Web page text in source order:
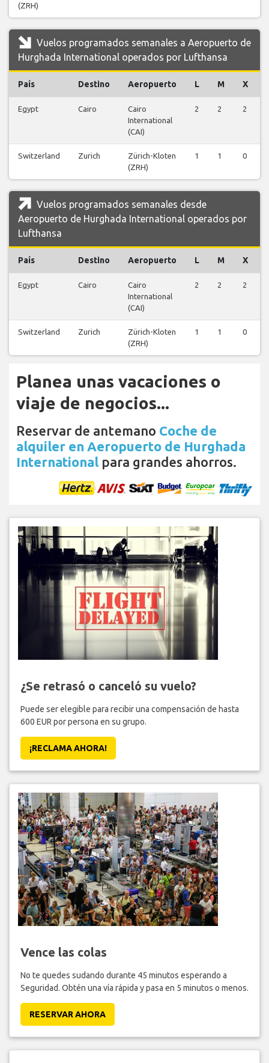
(ZRH)
Vuelos programados semanales a Aeropuerto de
Hurghada International operados por Lufthansa
País Destino Aeropuerto L M X
Egypt Cairo
Cairo
International
(CAI)
2 2 2
Switzerland Zurich
Zürich-Kloten
(ZRH)
1 1 0
Vuelos programados semanales desde
Aeropuerto de Hurghada International operados por
Lufthansa
País Destino Aeropuerto L M X
Egypt Cairo
Cairo
International
(CAI)
2 2 2
Switzerland Zurich
Zürich-Kloten
(ZRH)
1 1 0
Planea unas vacaciones o
viaje de negocios...
Reservar de antemano Coche de
alquiler en Aeropuerto de Hurghada
International para grandes ahorros.
¿Se retrasó o canceló su vuelo?
Puede ser elegible para recibir una compensación de hasta
600 EUR por persona en su grupo.
¡RECLAMA AHORA!
Vence las colas
No te quedes sudando durante 45 minutos esperando a
Seguridad. Obtén una vía rápida y pasa en 5 minutos o menos.
RESERVAR AHORA